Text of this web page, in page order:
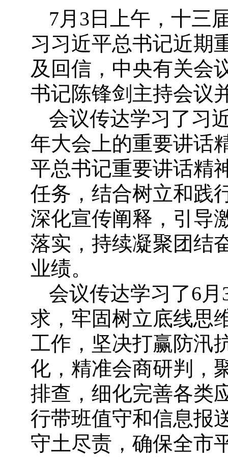
7月3日上午，十三
习习近平总书记近期
及回信，中央有关会
书记陈锋剑主持会议
会议传达学习了习
年大会上的重要讲话
平总书记重要讲话精
任务，结合树立和践
深化宣传阐释，引导
落实，持续凝聚团结
业绩。
会议传达学习了6
求，牢固树立底线思
工作，坚决打赢防汛
化，精准会商研判，
排查，细化完善各类
行带班值守和信息报
守土尽责，确保全市